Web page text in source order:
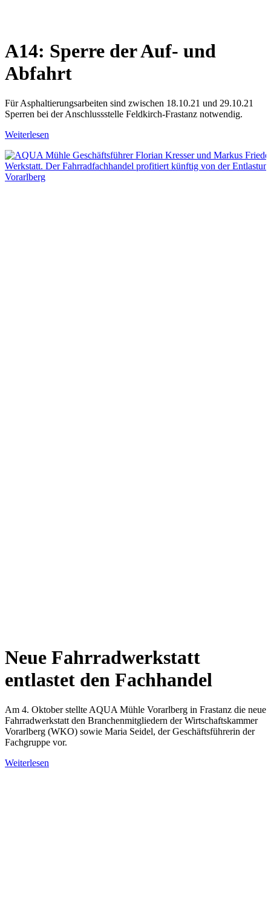
A14: Sperre der Auf- und
Abfahrt
Für Asphaltierungsarbeiten sind zwischen 18.10.21 und 29.10.21
Sperren bei der Anschlussstelle Feldkirch-Frastanz notwendig.
Weiterlesen
Neue Fahrradwerkstatt
entlastet den Fachhandel
Am 4. Oktober stellte AQUA Mühle Vorarlberg in Frastanz die neue
Fahrradwerkstatt den Branchenmitgliedern der Wirtschaftskammer
Vorarlberg (WKO) sowie Maria Seidel, der Geschäftsführerin der
Fachgruppe vor.
Weiterlesen